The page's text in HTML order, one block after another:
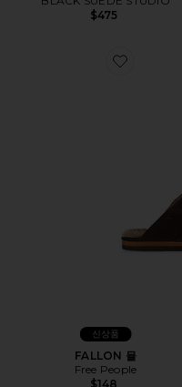
$475
신상품
FALLON 뮬
Free People
$148